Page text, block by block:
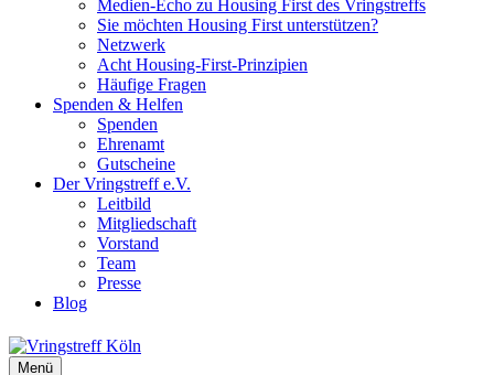
Medien-Echo zu Housing First des Vringstreffs
Sie möchten Housing First unterstützen?
Netzwerk
Acht Housing-First-Prinzipien
Häufige Fragen
Spenden & Helfen
Spenden
Ehrenamt
Gutscheine
Der Vringstreff e.V.
Leitbild
Mitgliedschaft
Vorstand
Team
Presse
Blog
Menü